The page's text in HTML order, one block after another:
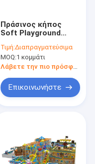
Πράσινος κήπος
Soft Playground
για μικρά παιδιά
Τιμή:Διαπραγματεύσιμα
MOQ:1 κομμάτι
Επικοινωνήστε